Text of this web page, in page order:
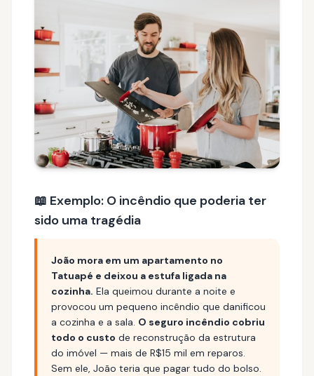
📖 Exemplo: O incêndio que poderia ter
sido uma tragédia
João mora em um apartamento no
Tatuapé e deixou a estufa ligada na
cozinha. Ela queimou durante a noite e
provocou um pequeno incêndio que danificou
a cozinha e a sala. O seguro incêndio cobriu
todo o custo de reconstrução da estrutura
do imóvel — mais de R$15 mil em reparos.
Sem ele, João teria que pagar tudo do bolso.